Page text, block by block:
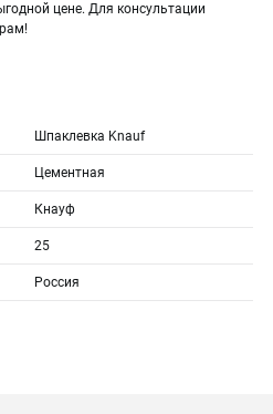
цене. Для консультации
Шпаклевка Knauf
Цементная
Кнауф
25
Россия